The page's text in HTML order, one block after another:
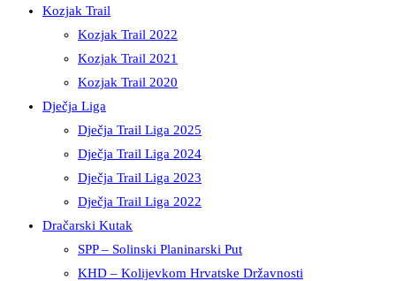
Kozjak Trail
Kozjak Trail 2022
Kozjak Trail 2021
Kozjak Trail 2020
Dječja Liga
Dječja Trail Liga 2025
Dječja Trail Liga 2024
Dječja Trail Liga 2023
Dječja Trail Liga 2022
Dračarski Kutak
SPP – Solinski Planinarski Put
KHD – Kolijevkom Hrvatske Državnosti